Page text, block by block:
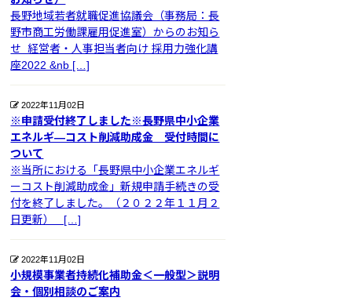
長野地域若者就職促進協議会（事務局：長
野市商工労働課雇用促進室）からのお知ら
せ 経営者・人事担当者向け 採用力強化講
座2022 &nb […]
2022年11月02日
※申請受付終了しました※長野県中小企業
エネルギ―コスト削減助成金 受付時間に
ついて
※当所における「長野県中小企業エネルギ
ーコスト削減助成金」新規申請手続きの受
付を終了しました。（２０２２年１１月２
日更新） […]
2022年11月02日
小規模事業者持続化補助金＜一般型＞説明
会・個別相談のご案内